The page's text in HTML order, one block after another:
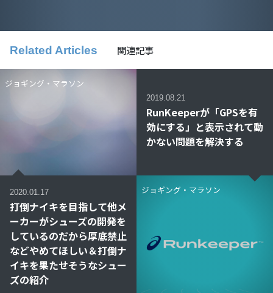
Related Articles 関連記事
ジョギング・マラソン
2020.01.17
打倒ナイキを目指して他メ
ーカーがシューズの開発を
しているのだから厚底禁止
などやめてほしい＆打倒ナ
イキを果たせそうなシュー
ズの紹介
ジョギング・マラソン
2019.08.21
RunKeeperが「GPSを有
効にする」と表示されて動
かない問題を解決する